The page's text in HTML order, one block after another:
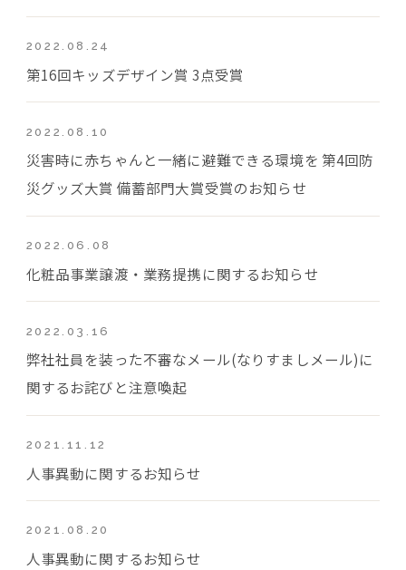
2022.08.24
第16回キッズデザイン賞 3点受賞
2022.08.10
災害時に赤ちゃんと一緒に避難できる環境を 第4回防
災グッズ大賞 備蓄部門大賞受賞のお知らせ
2022.06.08
化粧品事業譲渡・業務提携に関するお知らせ
2022.03.16
弊社社員を装った不審なメール(なりすましメール)に
関するお詫びと注意喚起
2021.11.12
人事異動に関するお知らせ
2021.08.20
人事異動に関するお知らせ